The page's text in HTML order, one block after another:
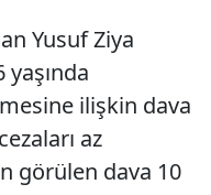
Yusuf Ziya
yaşında
ilişkin dava
az
görülen dava 10